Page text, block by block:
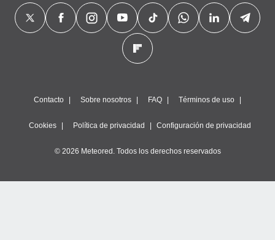
Contacto Sobre nosotros FAQ Términos de uso
Cookies Política de privacidad Configuración de privacidad
© 2026 Meteored. Todos los derechos reservados